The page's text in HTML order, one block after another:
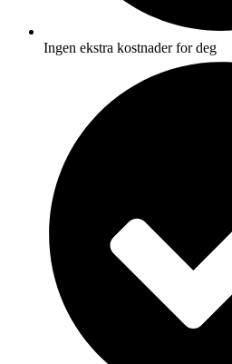
Ingen ekstra kostnader for deg